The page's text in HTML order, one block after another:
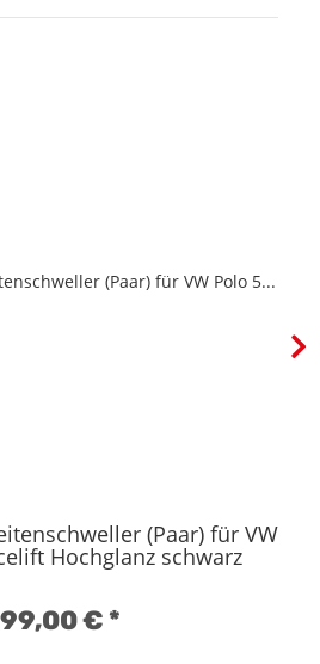
(Paar) für VW
Hochglanz schwarz
€*